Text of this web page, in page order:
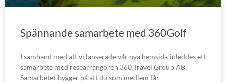
Spännande samarbete med 360Golf
I samband med att vi lanserade vår nya hemsida inleddes ett
samarbete med researrangören 360 Travel Group AB.
Samarbetet bygger på att du som medlem får